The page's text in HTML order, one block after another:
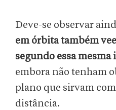
Deve-se observar
em órbita também
segundo essa mesma
embora não tenham
plano que sirvam
distância.